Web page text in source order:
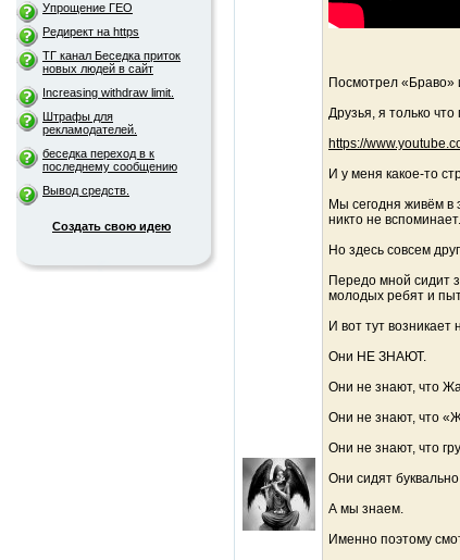
Упрощение ГЕО
Редирект на https
ТГ канал Беседка приток
новых людей в сайт
Increasing withdraw limit.
Штрафы для
рекламодателей.
беседка переход в к
последнему сообщению
Вывод средств.
Создать свою идею
Посмотрел «Браво»
Друзья, я только
https://
И у меня какое-то
Мы сегодня живём в
никто не
Но здесь совсем
Передо мной сидит
молодых ребят и
И вот тут
Они НЕ ЗНАЮТ.
Они не знают, что
Они не знают, что
Они не знают, что
Они сидят
А мы знаем.
Именно поэтому